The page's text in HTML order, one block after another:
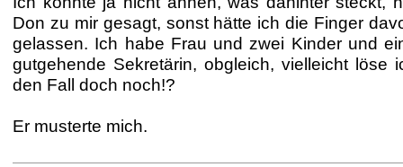
Don zu mir gesagt, sonst hätte ich die Finger
gelassen. Ich habe Frau und zwei Kinder und
gutgehende Sekretärin, obgleich, vielleicht löse
den Fall doch noch!?
Er musterte mich.